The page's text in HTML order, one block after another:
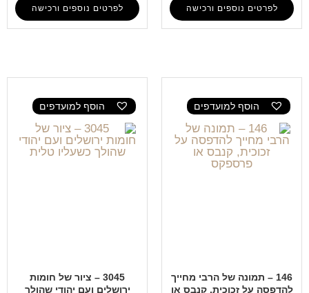
לפרטים נוספים ורכישה לפרטים נוספים ורכישה
הוסף למועדפים
146 – תמונה של הרבי מחייך
להדפסה על זכוכית, קנבס או
הוסף למועדפים
3045 – ציור של חומות
ירושלים ועם יהודי שהולך